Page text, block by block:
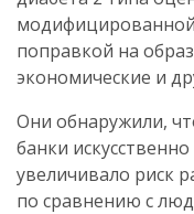
модифицированной
поправкой на
экономические и
Они обнаружили,
банки
увеличивало риск
по сравнению с